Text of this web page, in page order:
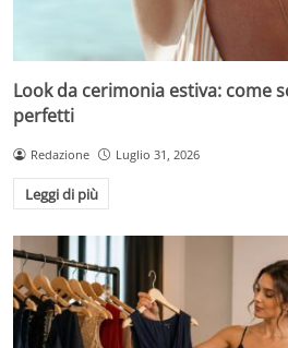
Look da cerimonia estiva: come
perfetti
Redazione Luglio 31, 2026
Leggi di più